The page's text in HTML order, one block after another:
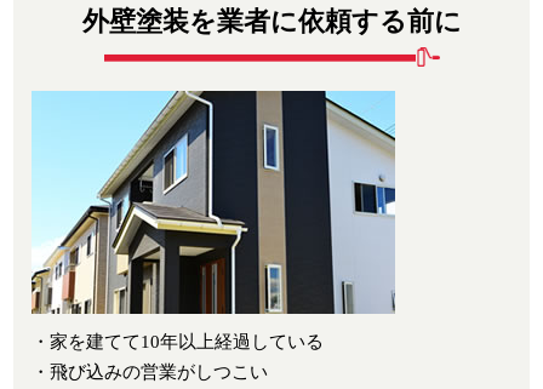
外壁塗装を業者に依頼する前に
・家を建てて10年以上経過している
・飛び込みの営業がしつこい